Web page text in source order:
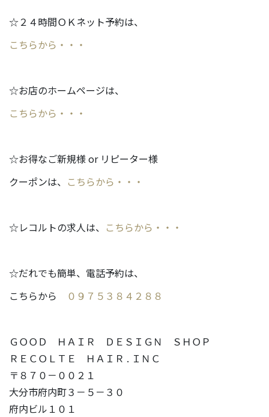
☆２４時間ＯＫネット予約は、
こちらから・・・
☆お店のホームページは、
こちらから・・・
☆お得なご新規様 or リピーター様
クーポンは、 こちらから・・・
☆レコルトの求人は、 こちらから・・・
☆だれでも簡単、電話予約は、
こちらから
０９７５３８４２８８
ＧＯＯＤ ＨＡＩＲ ＤＥＳＩＧＮ ＳＨＯＰ
ＲＥＣＯＬＴＥ ＨＡＩＲ . ＩＮＣ
〒８７０－００２１
大分市府内町３－５－３０
府内ビル１０１